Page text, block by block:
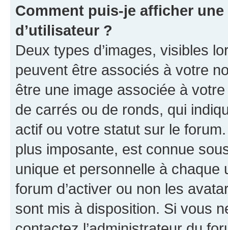
Comment puis-je afficher
d’utilisateur ?
Deux types d’images, visibles
peuvent être associés à votre
être une image associée à
de carrés ou de ronds, qui
actif ou votre statut sur le
plus imposante, est connue
unique et personnelle à chaque
forum d’activer ou non les
sont mis à disposition. Si vous